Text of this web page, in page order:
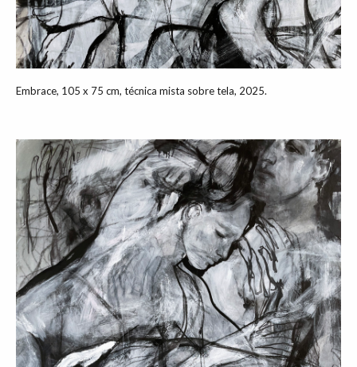
Embrace, 105 x 75 cm, técnica mista sobre tela, 2025.